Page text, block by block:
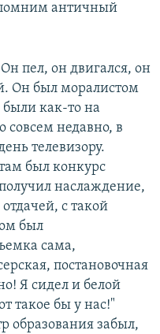
античный
пел, он двигался, он
Он был моралистом
как-то на
совсем недавно, в
телевизору.
был конкурс
наслаждение,
с такой
был
сама,
постановочная
Я сидел и белой
такое бы у нас!"
образования забыл,